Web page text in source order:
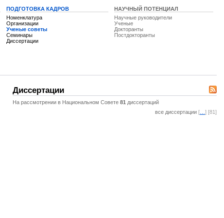
ПОДГОТОВКА КАДРОВ
Номенклатура
Организации
Ученые советы
Семинары
Диссертации
НАУЧНЫЙ ПОТЕНЦИАЛ
Научные руководители
Ученые
Докторанты
Постдокторанты
Диссертации
На рассмотрении в Национальном Совете 81 диссертаций
все диссертации [ ] [81]